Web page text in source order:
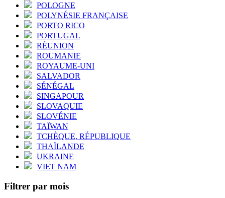
POLOGNE
POLYNÉSIE FRANÇAISE
PORTO RICO
PORTUGAL
RÉUNION
ROUMANIE
ROYAUME-UNI
SALVADOR
SÉNÉGAL
SINGAPOUR
SLOVAQUIE
SLOVÉNIE
TAÏWAN
TCHÈQUE, RÉPUBLIQUE
THAÏLANDE
UKRAINE
VIET NAM
Filtrer par mois